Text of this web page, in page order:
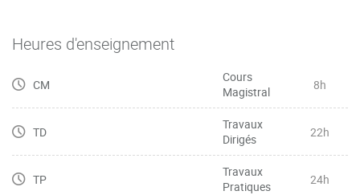
Heures d'enseignement
CM
Cours
Magistral
8h
TD
Travaux
Dirigés
22h
TP
Travaux
Pratiques
24h